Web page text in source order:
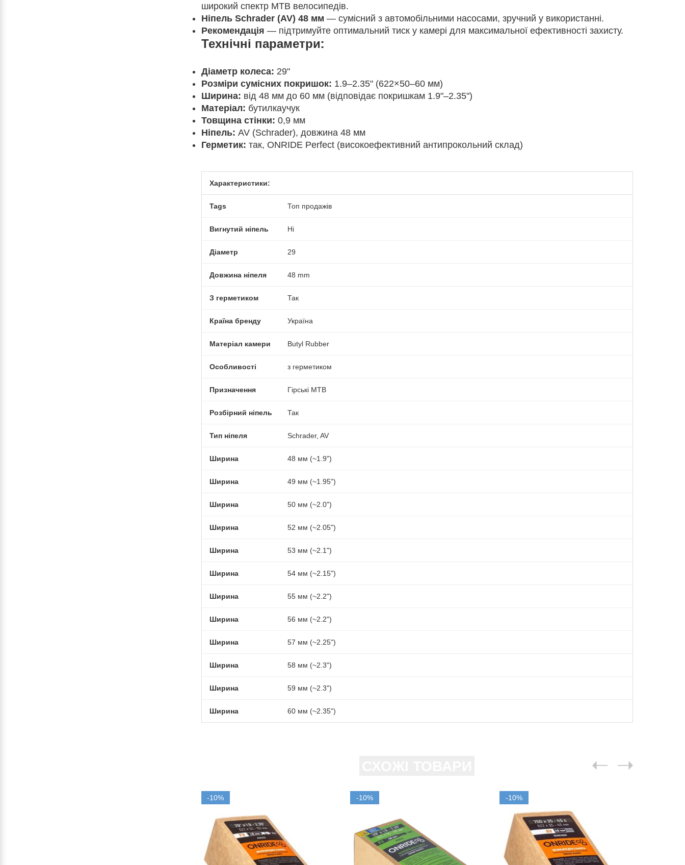
широкий спектр MTB велосипедів.
Ніпель Schrader (AV) 48 мм — сумісний з автомобільними насосами, зручний у використанні.
Рекомендація — підтримуйте оптимальний тиск у камері для максимальної ефективності захисту.
Технічні параметри:
Діаметр колеса: 29"
Розміри сумісних покришок: 1.9–2.35" (622×50–60 мм)
Ширина: від 48 мм до 60 мм (відповідає покришкам 1.9"–2.35")
Матеріал: бутилкаучук
Товщина стінки: 0,9 мм
Ніпель: AV (Schrader), довжина 48 мм
Герметик: так, ONRIDE Perfect (високоефективний антипрокольний склад)
Характеристики:
Tags Топ продажів
Вигнутий ніпель Ні
Діаметр 29
Довжина ніпеля 48 mm
З герметиком Так
Країна бренду Україна
Матеріал камери Butyl Rubber
Особливості з герметиком
Призначення Гірські MTB
Розбірний ніпель Так
Тип ніпеля Schrader, AV
Ширина 48 мм (~1.9")
Ширина 49 мм (~1.95")
Ширина 50 мм (~2.0")
Ширина 52 мм (~2.05")
Ширина 53 мм (~2.1")
Ширина 54 мм (~2.15")
Ширина 55 мм (~2.2")
Ширина 56 мм (~2.2")
Ширина 57 мм (~2.25")
Ширина 58 мм (~2.3")
Ширина 59 мм (~2.3")
Ширина 60 мм (~2.35")
-10% -10% -10%